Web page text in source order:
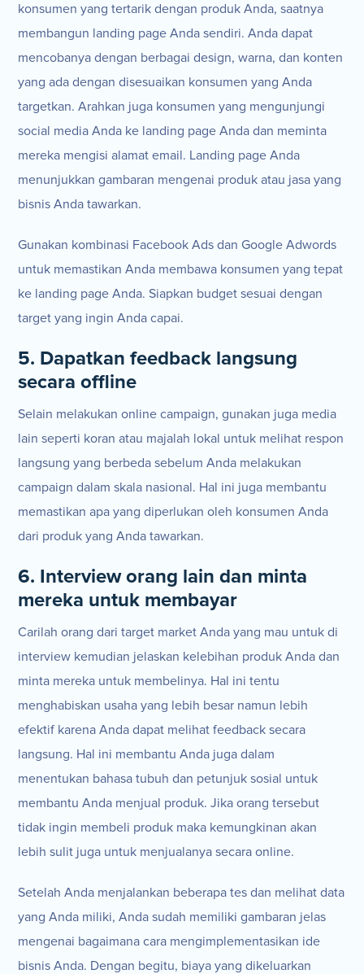
konsumen yang tertarik dengan produk Anda, saatnya
membangun landing page Anda sendiri. Anda dapat
mencobanya dengan berbagai design, warna, dan konten
yang ada dengan disesuaikan konsumen yang Anda
targetkan. Arahkan juga konsumen yang mengunjungi
social media Anda ke landing page Anda dan meminta
mereka mengisi alamat email. Landing page Anda
menunjukkan gambaran mengenai produk atau jasa yang
bisnis Anda tawarkan.
Gunakan kombinasi Facebook Ads dan Google Adwords
untuk memastikan Anda membawa konsumen yang tepat
ke landing page Anda. Siapkan budget sesuai dengan
target yang ingin Anda capai.
5. Dapatkan feedback langsung
secara offline
Selain melakukan online campaign, gunakan juga media
lain seperti koran atau majalah lokal untuk melihat respon
langsung yang berbeda sebelum Anda melakukan
campaign dalam skala nasional. Hal ini juga membantu
memastikan apa yang diperlukan oleh konsumen Anda
dari produk yang Anda tawarkan.
6. Interview orang lain dan minta
mereka untuk membayar
Carilah orang dari target market Anda yang mau untuk di
interview kemudian jelaskan kelebihan produk Anda dan
minta mereka untuk membelinya. Hal ini tentu
menghabiskan usaha yang lebih besar namun lebih
efektif karena Anda dapat melihat feedback secara
langsung. Hal ini membantu Anda juga dalam
menentukan bahasa tubuh dan petunjuk sosial untuk
membantu Anda menjual produk. Jika orang tersebut
tidak ingin membeli produk maka kemungkinan akan
lebih sulit juga untuk menjualanya secara online.
Setelah Anda menjalankan beberapa tes dan melihat data
yang Anda miliki, Anda sudah memiliki gambaran jelas
mengenai bagaimana cara mengimplementasikan ide
bisnis Anda. Dengan begitu, biaya yang dikeluarkan